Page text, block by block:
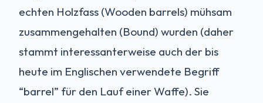
echten Holzfass (Wooden barrels) mühsam
zusammengehalten (Bound) wurden (daher
stammt interessanterweise auch der bis
heute im Englischen verwendete Begriff
“barrel” für den Lauf einer Waffe). Sie